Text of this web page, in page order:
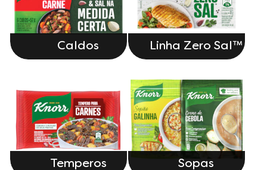
Caldos Linha Zero Sal™
Temperos Sopas